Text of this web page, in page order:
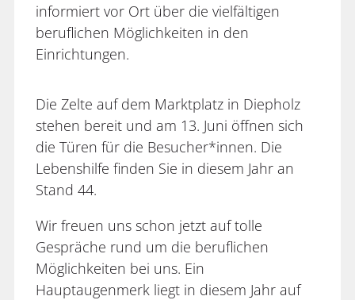
informiert vor Ort über die vielfältigen
beruflichen Möglichkeiten in den
Einrichtungen.
Die Zelte auf dem Marktplatz in Diepholz
stehen bereit und am 13. Juni öffnen sich
die Türen für die Besucher*innen. Die
Lebenshilfe finden Sie in diesem Jahr an
Stand 44.
Wir freuen uns schon jetzt auf tolle
Gespräche rund um die beruflichen
Möglichkeiten bei uns. Ein
Hauptaugenmerk liegt in diesem Jahr auf